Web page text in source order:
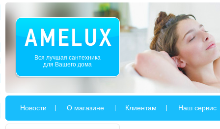
Вся лучшая сантехника
для Вашего дома
Новости О магазине Клиентам Наш сервис